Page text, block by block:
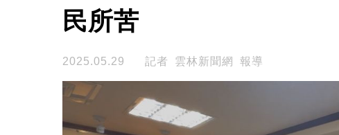
民所苦
2025.05.29 記者 雲林新聞網 報導